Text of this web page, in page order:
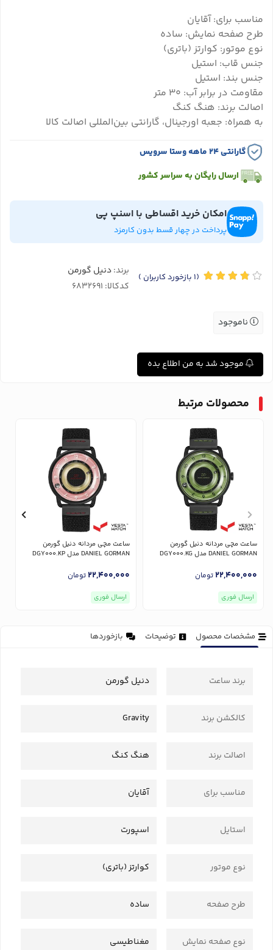
مناسب برای: آقایان
طرح صفحه نمایش: ساده
نوع موتور: کوارتز (باتری)
جنس قاب: استیل
جنس بند: استیل
مقاومت در برابر آب: 3۰ متر
اصالت برند: هنگ کنگ
به همراه: جعبه اورجینال، گارانتی بین‌المللی اصالت کالا
گارانتی ۲۴ ماهه وستا سرویس
ارسال رایگان به سراسر کشور
امکان خرید اقساطی با اسنپ پی
پرداخت در چهار قسط بدون کارمزد
(1 بازخورد کاربران ) برند:دنیل گورمن
کدکالا:
ناموجود
موجود شد به من اطلاع بده
محصولات مرتبط
ساعت مچی مردانه دنیل گورمن
DANIEL GORMAN مدل DGY000.KG
22,400,000تومان
ارسال فوری
ساعت مچی مردانه دنیل گورمن
DANIEL GORMAN مدل DGY000.KP
22,400,000تومان
ارسال فوری
مشخصات محصول توضیحات بازخوردها
برند ساعت دنیل گورمن
کالکشن برند Gravity
اصالت برند هنگ کنگ
مناسب برای آقایان
استایل اسپورت
نوع موتور کوارتز (باتری)
طرح صفحه ساده
نوع صفحه نمایش مغناطیسی